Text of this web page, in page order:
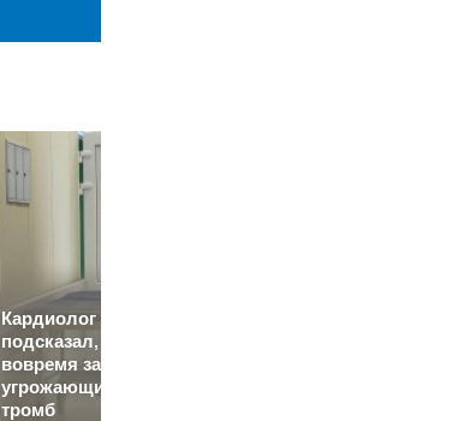
Кардиолог
подсказал, как
вовремя заметить
угрожающий жизни
тромб